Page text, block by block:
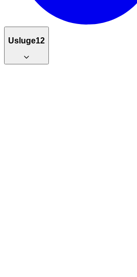
Usluge12